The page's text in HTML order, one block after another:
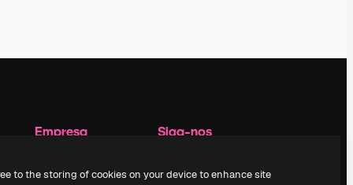
Empresa
Sobre nós
Siga-nos
Instagram
to the storing of cookies on your device to enhance site